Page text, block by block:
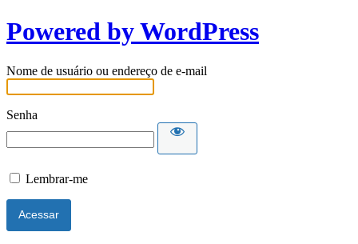
Powered by WordPress
Nome de usuário ou endereço de e-mail
Senha
Lembrar-me